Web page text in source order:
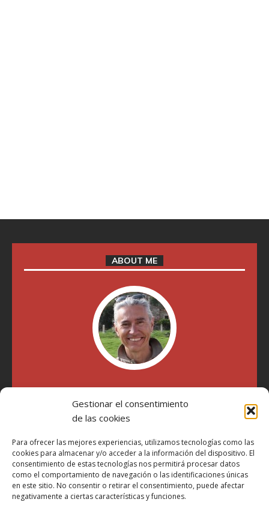
Gestionar el consentimiento
de las cookies
Para ofrecer las mejores experiencias, utilizamos tecnologías como las
cookies para almacenar y/o acceder a la información del dispositivo. El
consentimiento de estas tecnologías nos permitirá procesar datos
como el comportamiento de navegación o las identificaciones únicas
en este sitio. No consentir o retirar el consentimiento, puede afectar
negativamente a ciertas características y funciones.
ABOUT ME
año 2007 he escrito sobre motos en distintos medios.
Millatrece.com es una apuesta por escribir sobre lo que me
participa"
Aviso Legal
Política de Privacidad